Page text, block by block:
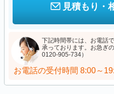
見積もり・
下記時間帯には、お電話
承っております。お急ぎ
0120-905-734）
お電話の受付時間 8:00～